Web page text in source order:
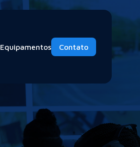
Equipamentos Contato